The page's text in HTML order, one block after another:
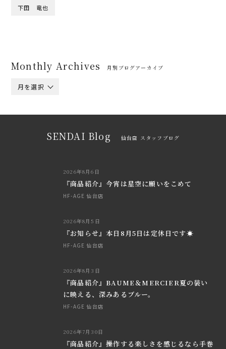
下田 竜也
Monthly Archives 月別ブログアーカイブ
月を選択
SENDAI Blog 仙台店 スタッフブログ
2026年8月6日
『商品紹介』今宵は星空に願いをこめて
HF-AGE 仙台店
2026年8月5日
『お知らせ』本日8月5日は定休日です☀
HF-AGE 仙台店
2026年8月3日
『商品紹介』BAUME＆MERCIER夏の装い
に映える、深みあるブルー。
HF-AGE 仙台店
2026年7月30日
『商品紹介』操作する楽しさを感じるなら手巻